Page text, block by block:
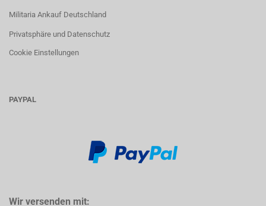
Militaria Ankauf Deutschland
Privatsphäre und Datenschutz
Cookie Einstellungen
PAYPAL
Wir versenden mit: